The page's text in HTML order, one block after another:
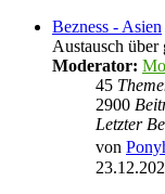
Bezness - Asien
Austausch über
Moderator:
45
2900
Letzter
von